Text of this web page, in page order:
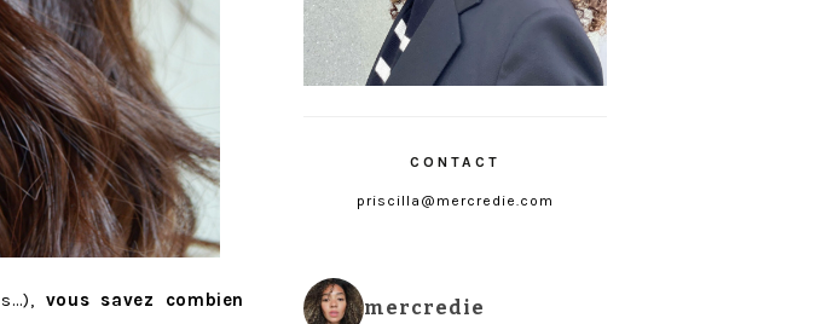
vous savez combien
CONTACT
priscilla@mercredie.com
mercredie